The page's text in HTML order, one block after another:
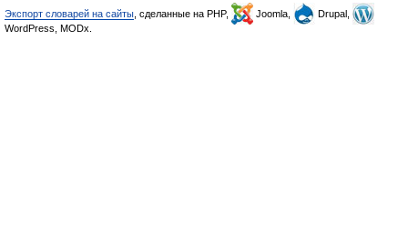
Экспорт словарей на сайты , сделанные на PHP, Joomla,
Drupal,
WordPress, MODx.